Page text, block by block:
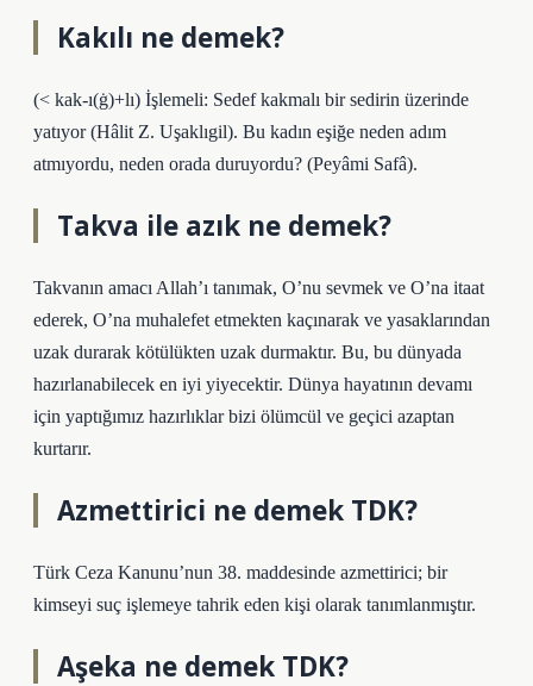
Kakılı ne demek?
(< kak-ı(ġ)+lı) İşlemeli: Sedef kakmalı bir sedirin üzerinde
yatıyor (Hâlit Z. Uşaklıgil). Bu kadın eşiğe neden adım
atmıyordu, neden orada duruyordu? (Peyâmi Safâ).
Takva ile azık ne demek?
Takvanın amacı Allah’ı tanımak, O’nu sevmek ve O’na itaat
ederek, O’na muhalefet etmekten kaçınarak ve yasaklarından
uzak durarak kötülükten uzak durmaktır. Bu, bu dünyada
hazırlanabilecek en iyi yiyecektir. Dünya hayatının devamı
için yaptığımız hazırlıklar bizi ölümcül ve geçici azaptan
kurtarır.
Azmettirici ne demek TDK?
Türk Ceza Kanunu’nun 38. maddesinde azmettirici; bir
kimseyi suç işlemeye tahrik eden kişi olarak tanımlanmıştır.
Aşeka ne demek TDK?